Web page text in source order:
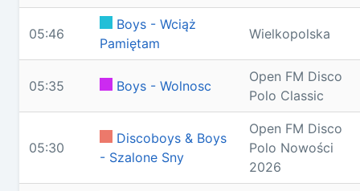
05:46
Boys - Wciąż
Pamiętam
Wielkopolska
05:35 Boys - Wolnosc
Open FM Disco
Polo Classic
05:30
Discoboys & Boys
- Szalone Sny
Open FM Disco
Polo Nowości
2026